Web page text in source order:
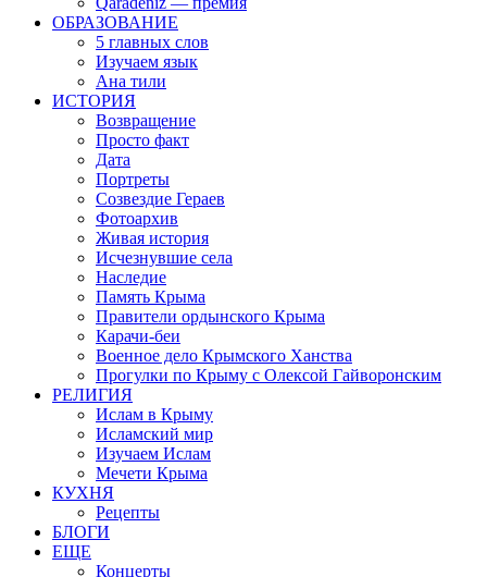
ОБРАЗОВАНИЕ
5 главных слов
Изучаем язык
Ана тили
ИСТОРИЯ
Возвращение
Просто факт
Дата
Портреты
Созвездие Гераев
Фотоархив
Живая история
Исчезнувшие села
Наследие
Память Крыма
Правители ордынского Крыма
Карачи-беи
Военное дело Крымского Ханства
Прогулки по Крыму с Олексой Гайворонским
РЕЛИГИЯ
Ислам в Крыму
Исламский мир
Изучаем Ислам
Мечети Крыма
КУХНЯ
Рецепты
БЛОГИ
ЕЩЕ
Концерты